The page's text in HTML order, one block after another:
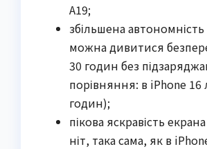
А19;
збільшена
можна дивитися
30 годин без
порівняння: в iPhone
годин);
пікова яскравість
ніт, така сама, як в